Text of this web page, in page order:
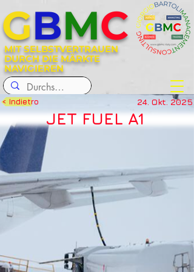
MIT SELBSTVERTRAUEN
DURCH DIE MÄRKTE
NAVIGIEREN
GBMC
< Indietro 24. Okt. 2025
JET FUEL A1